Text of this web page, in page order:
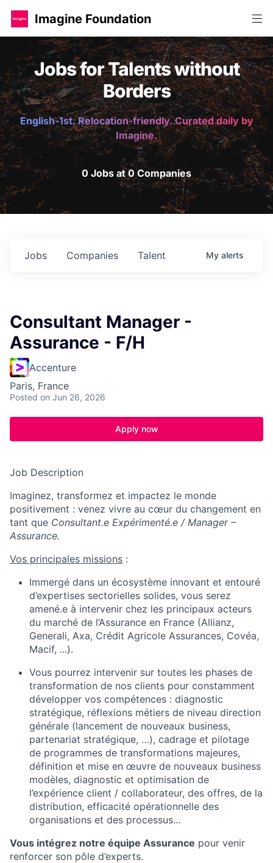
Imagine Foundation
Jobs for Talents without
Borders
English-1st. Relocation-friendly. Curated daily by
Imagine.
0 Jobs at 0 Companies
Jobs Companies Talent My alerts
Consultant Manager -
Assurance - F/H
Accenture
Paris, France
Posted on Jun 26, 2026
Apply now
Job Description
Imaginez, transformez et impactez le monde
positivement : venez vivre au cœur du changement en
tant que Consultant.e Expérimenté.e / Manager –
Assurance.
Vos principales missions :
Immergé dans un écosystème innovant et entouré
d’expertises sectorielles solides, vous serez
amené.e à intervenir chez les principaux acteurs
du marché de l’Assurance en France (Allianz,
Generali, Axa, Crédit Agricole Assurances, Covéa,
Macif, ...).
Vous pourrez intervenir sur toutes les phases de
transformation de nos clients pour constamment
développer vos compétences : diagnostic
stratégique, réflexions métiers de niveau direction
générale (lancement de nouveaux business,
partenariat stratégique, …), cadrage et pilotage
de programmes de transformations majeures,
définition et mise en œuvre de nouveaux business
modèles, diagnostic et optimisation de
l’expérience client / collaborateur, des offres, de la
distribution, efficacité opérationnelle des
organisations et des processus…
Vous intégrez notre équipe Assurance pour venir
renforcer son pôle d’experts.